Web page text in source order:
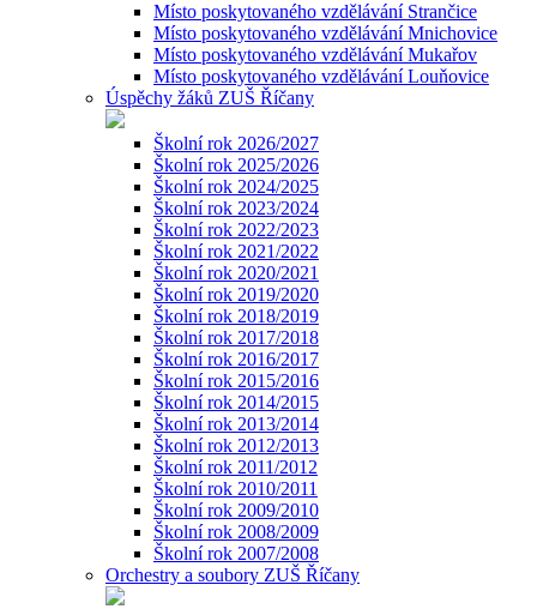
Místo poskytovaného vzdělávání Strančice
Místo poskytovaného vzdělávání Mnichovice
Místo poskytovaného vzdělávání Mukařov
Místo poskytovaného vzdělávání Louňovice
Úspěchy žáků ZUŠ Říčany
Školní rok 2026/2027
Školní rok 2025/2026
Školní rok 2024/2025
Školní rok 2023/2024
Školní rok 2022/2023
Školní rok 2021/2022
Školní rok 2020/2021
Školní rok 2019/2020
Školní rok 2018/2019
Školní rok 2017/2018
Školní rok 2016/2017
Školní rok 2015/2016
Školní rok 2014/2015
Školní rok 2013/2014
Školní rok 2012/2013
Školní rok 2011/2012
Školní rok 2010/2011
Školní rok 2009/2010
Školní rok 2008/2009
Školní rok 2007/2008
Orchestry a soubory ZUŠ Říčany